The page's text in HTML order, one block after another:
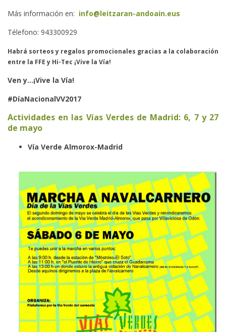
Más información en: info@leitzaran-andoain.eus
Télefono: 943300929
Habrá sorteos y regalos promocionales gracias a la colaboración
entre la FFE y Hi-Tec ¡Vive la Vía!
Ven y...¡Vive la Vía!
#DíaNacionalVV2017
Actividades en las Vías Verdes de Madrid: 6, 7 y 27
de mayo
Vía Verde Almorox-Madrid